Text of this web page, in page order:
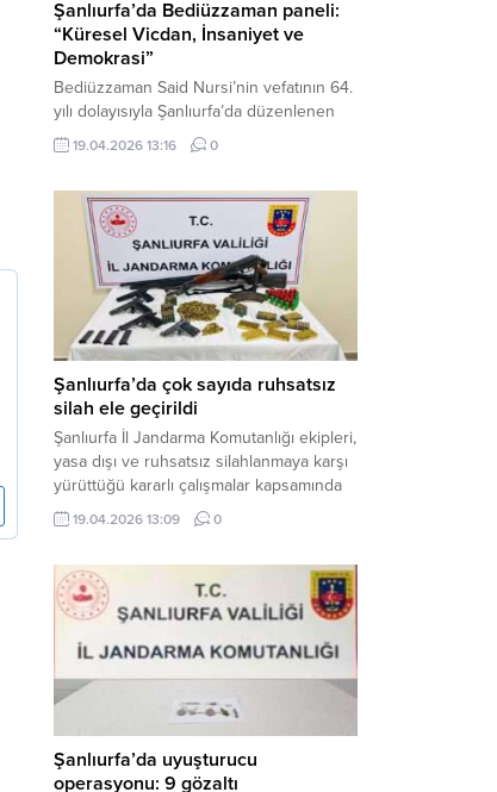
Şanlıurfa’da Bediüzzaman paneli:
“Küresel Vicdan, İnsaniyet ve
Demokrasi”
Bediüzzaman Said Nursi’nin vefatının 64.
yılı dolayısıyla Şanlıurfa’da düzenlenen
panelde, günümüzün manevi ve
toplumsal sorunlarına Risale-i Nur
Necmettin Cevheri Kültür Merkezi’nde
gerçekleştirilen “Küresel Vicdan,
İnsaniyet ve Demokrasi” başlıklı panel,
hürriyet, adalet ve hukuk vurgularıyla
yoğun katılıma sahne oldu. Haber
Merkezi – Bediüzzaman Eğitim Kültür ve
Sanat...
19.04.2026 13:16 0
Şanlıurfa’da çok sayıda ruhsatsız
silah ele geçirildi
Şanlıurfa İl Jandarma Komutanlığı ekipleri,
yasa dışı ve ruhsatsız silahlanmaya karşı
yürüttüğü kararlı çalışmalar kapsamında
Bozova ilçesinde bir ikamete operasyon
düzenledi. Yapılan aramada çok sayıda
mühimmat ele geçirildi. Haber Merkezi –
Şanlıurfa Valiliği İl Basın ve Halkla İlişkiler
Müdürlüğü tarafından yapılan açıklamaya
göre; 17 Nisan...
19.04.2026 13:09 0
Şanlıurfa’da uyuşturucu
operasyonu: 9 gözaltı